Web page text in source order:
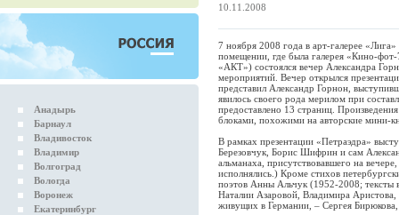
Анадырь
Барнаул
Владивосток
Владимир
Волгоград
Вологда
Воронеж
Екатеринбург
10.11.2008
7 ноября 2008 года в арт-галерее
помещении, где была галерея «Кино-
«АКТ») состоялся вечер Александра
мероприятий. Вечер открылся
представил Александр Горнон,
явилось своего рода мерилом при
предоставлено 13 страниц.
блоками, похожими на авторские мини-
В рамках презентации «Петраэдра»
Березовчук, Борис Шифрин и сам
альманаха, присутствовавшего на
исполнялись.) Кроме стихов
поэтов Анны Альчук (1952-2008; тексты
Наталии Азаровой, Владимира
живущих в Германии, – Сергея